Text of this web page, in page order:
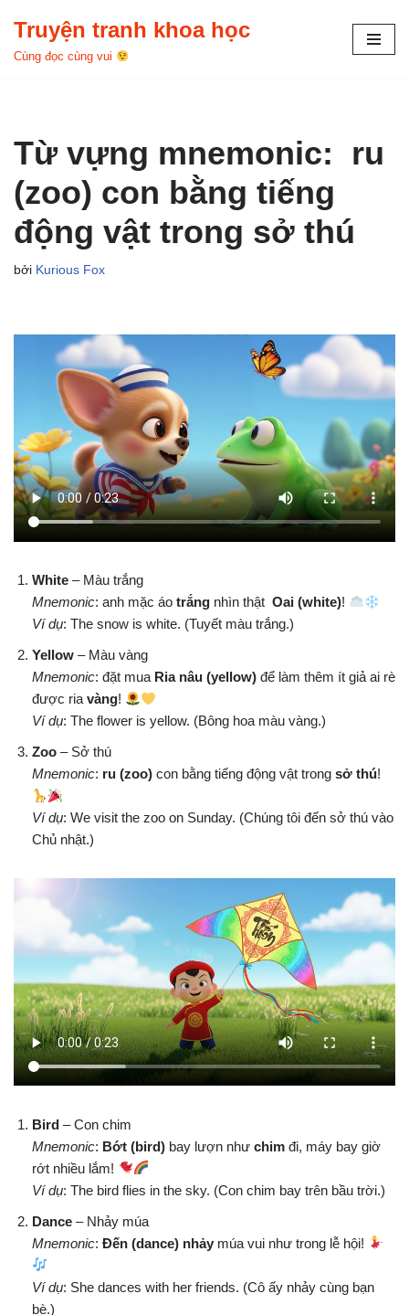
Chuyển
Truyện tranh khoa học
Cùng đọc cùng vui
Từ vựng mnemonic: ru
(zoo) con bằng tiếng
động vật trong sở thú
bởi Kurious Fox
White – Màu trắng
Mnemonic: anh mặc áo trắng nhìn thật Oai (white)!
Ví dụ: The snow is white. (Tuyết màu trắng.)
Yellow – Màu vàng
Mnemonic: đặt mua Ria nâu (yellow) để làm thêm ít giả ai rè
được ria vàng!
Ví dụ: The flower is yellow. (Bông hoa màu vàng.)
Zoo – Sở thú
Mnemonic: ru (zoo) con bằng tiếng động vật trong sở thú!
Ví dụ: We visit the zoo on Sunday. (Chúng tôi đến sở thú vào
Chủ nhật.)
Bird – Con chim
Mnemonic: Bớt (bird) bay lượn như chim đi, máy bay giờ
rớt nhiều lắm!
Ví dụ: The bird flies in the sky. (Con chim bay trên bầu trời.)
Dance – Nhảy múa
Mnemonic: Đến (dance) nhảy múa vui như trong lễ hội!
Ví dụ: She dances with her friends. (Cô ấy nhảy cùng bạn
bè.)